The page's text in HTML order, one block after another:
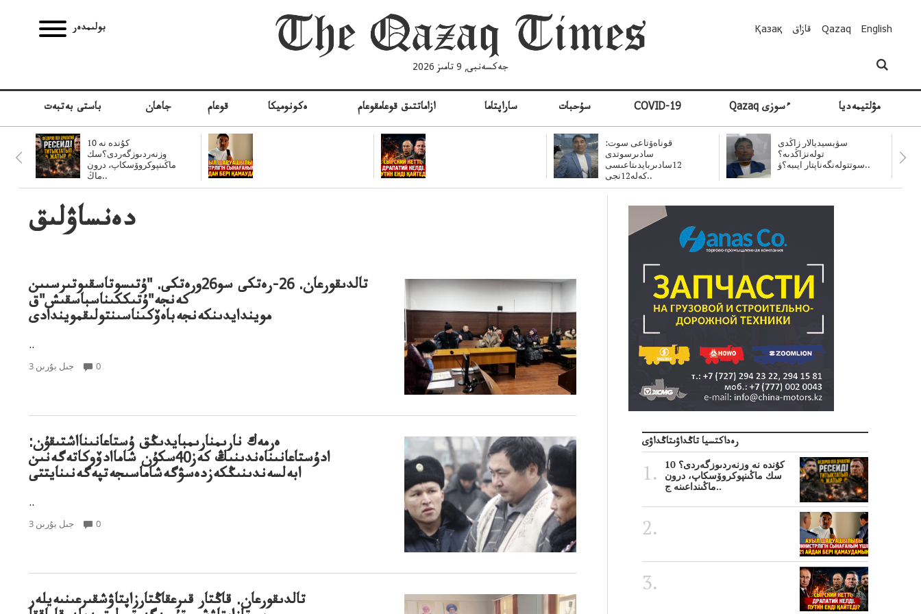
بولىمدەر
جەكسەنبى, 9 تامىز 2026
Қазақ قازاق Qazaq English
باستى بەتبەت جاھان قوعام ەكونوميكا ازاماتتىق قوعامقوعام ساراپتاما سۇحبات COVID-19 Qazaq ءسوزى مۋلتيمەديا
10 كۇندە نە
وزنەردىوزگەردى؟سك
ماڭىنپوكروۆسكاپ، درون
ماڭ..
قوناەۆتاعى سوت:
سادىرسوتدى
12سادىربايدىتاعىسى
كەلە12نجى..
سۋبسيديالار زاڭدى
تولەنزاڭدىە؟
سوتتولەنگەناپتار ايىبە؟ۋ..
دەنساۋلىق
تالدىقورعان. 26-رەتكى سو26ورەتكى. "ۇتىسوتاسقىوتىرسىىن
كەنجە"ۇتىككىناسباسقىش"ق
مويندايدىنكەنجەباەۆكىناسىنتولىقمويندادى
..
3 جىل بۇرىن 0
ەرمەك نارىمنارىمبايدىڭق ۇستاعانىنااشتىقۇن:
ادۇستاعانىناەندىنىڭ كەز40سكۇن شاماادۆوكاتەگەنىن
ابەلسەندىنىڭكەزدەسۋگەشاماسىجەتپەگەنىنايتتى
..
3 جىل بۇرىن 0
تالدىقورعان. قاڭتار قىرعقاڭتارزاپتاۋشقىرعىنىەيلەر
رەداكتسيا تاڭداۋىتاڭداۋى
10 كۇندە نە وزنەردىوزگەردى؟
سك ماڭىنپوكروۆسكاپ، درون
ماڭىنداعىنە ج..